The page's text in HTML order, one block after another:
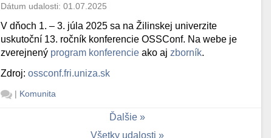
Dátum udalosti:01.07.2025
V dňoch 1. – 3. júla 2025 sa na Žilinskej univerzite
uskutoční 13. ročník konferencie OSSConf. Na webe je
zverejnený program konferencie ako aj zborník.
Zdroj:ossconf.fri.uniza.sk
| Komunita
Ďalšie
Všetky udalosti